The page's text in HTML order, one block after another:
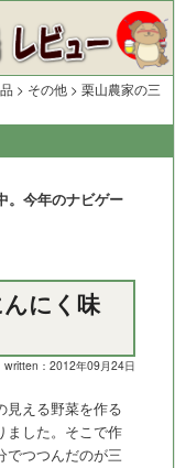
> その他 > 栗山農家の三
。今年のナビゲー
にく味
written：2012年09月24日
見える野菜を作る
ました。そこで作
でつつんだのが三